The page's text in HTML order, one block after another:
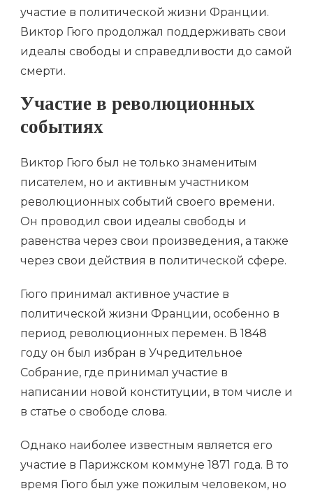
участие в политической жизни Франции.
Виктор Гюго продолжал поддерживать свои
идеалы свободы и справедливости до самой
смерти.
Участие в революционных
событиях
Виктор Гюго был не только знаменитым
писателем, но и активным участником
революционных событий своего времени.
Он проводил свои идеалы свободы и
равенства через свои произведения, а также
через свои действия в политической сфере.
Гюго принимал активное участие в
политической жизни Франции, особенно в
период революционных перемен. В 1848
году он был избран в Учредительное
Собрание, где принимал участие в
написании новой конституции, в том числе и
в статье о свободе слова.
Однако наиболее известным является его
участие в Парижском коммуне 1871 года. В то
время Гюго был уже пожилым человеком, но